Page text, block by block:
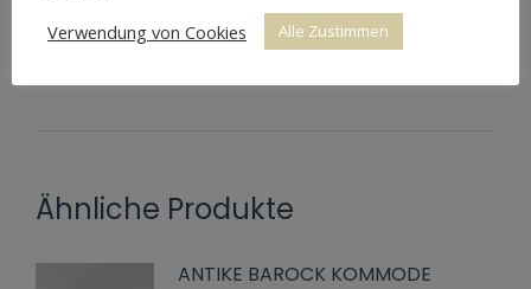
2.200 €
Ähnliche Produkte
ANTIKE BAROCK KOMMODE
Verwendung von Cookies
Alle Zustimmen